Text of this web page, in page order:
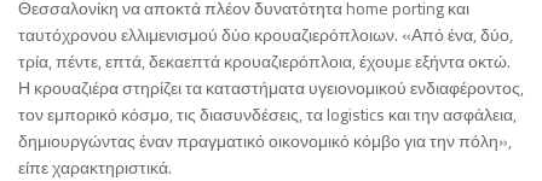
Θεσσαλονίκη να αποκτά πλέον δυνατότητα home porting και
ταυτόχρονου ελλιμενισμού δύο κρουαζιερόπλοιων. «Από ένα, δύο,
τρία, πέντε, επτά, δεκαεπτά κρουαζιερόπλοια, έχουμε εξήντα οκτώ.
Η κρουαζιέρα στηρίζει τα καταστήματα υγειονομικού ενδιαφέροντος,
τον εμπορικό κόσμο, τις διασυνδέσεις, τα logistics και την ασφάλεια,
δημιουργώντας έναν πραγματικό οικονομικό κόμβο για την πόλη»,
είπε χαρακτηριστικά.